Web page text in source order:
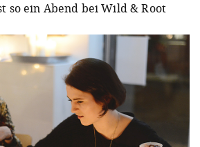
so ein Abend bei Wild & Root